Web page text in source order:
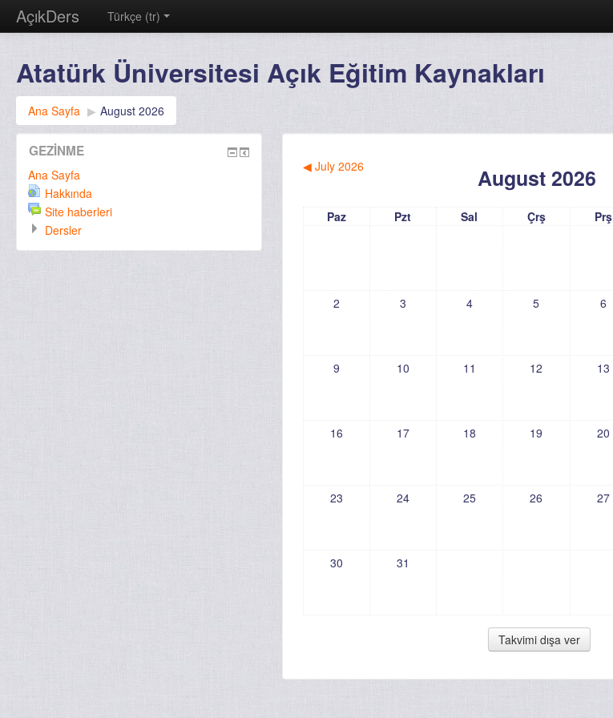
AçıkDers Türkçe (tr)
Atatürk Üniversitesi Açık Eğitim Kaynakları
Ana Sayfa ▶ August 2026
◀ July 2026 August 2026
Paz Pzt Sal Çrş Prş
2 3 4 5 6
9 10 11 12 13
16 17 18 19 20
23 24 25 26 27
30 31
GEZINME
Ana Sayfa
Hakkında
Site haberleri
Dersler